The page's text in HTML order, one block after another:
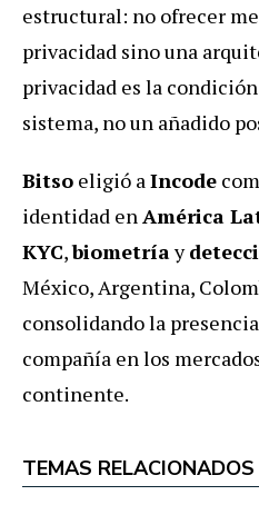
estructural: no ofrecer
privacidad sino una
privacidad es la
sistema, no un añadido
Bitso eligió aIncode
identidad enAmérica
KYC,biometríay
México, Argentina,
consolidando la
compañía en los
continente.
TEMAS RELACIONADOS